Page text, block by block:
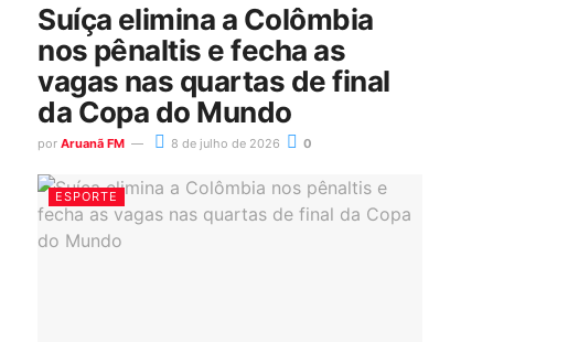
Suíça elimina a Colômbia
nos pênaltis e fecha as
vagas nas quartas de final
da Copa do Mundo
por Aruanã FM 8 de julho de 2026 0
ESPORTE